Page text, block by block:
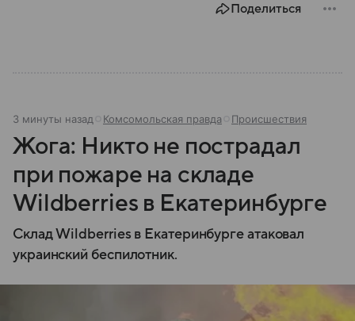
Поделиться
3 минуты назад Комсомольская правда Происшествия
Жога: Никто не пострадал
при пожаре на складе
Wildberries в Екатеринбурге
Склад Wildberries в Екатеринбурге атаковал
украинский беспилотник.